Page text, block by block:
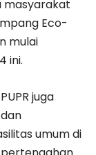
masyarakat
Eco-
mulai
ini.
juga
umum di